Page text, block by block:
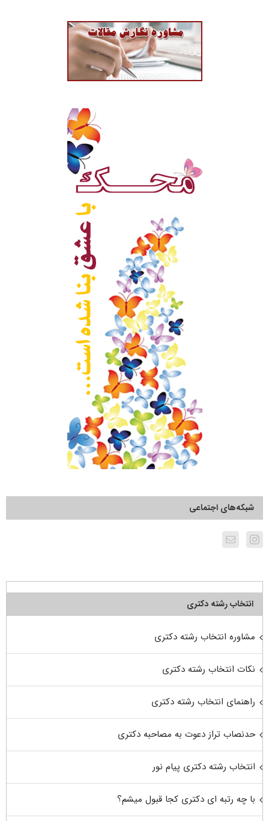
شبکه‌های اجتماعی
انتخاب رشته دکتری
مشاوره انتخاب رشته دکتری
نکات انتخاب رشته دکتری
راهنمای انتخاب رشته دکتری
حدنصاب تراز دعوت به مصاحبه دکتری
انتخاب رشته دکتری پیام نور
با چه رتبه ای دکتری کجا قبول میشم؟